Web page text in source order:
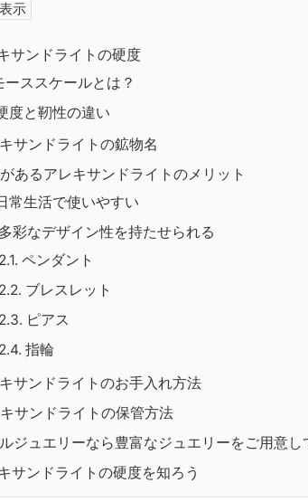
サンドライトの硬度
ーススケールとは？
度と靭性の違い
サンドライトの鉱物名
あるアレキサンドライトのメリット
常生活で使いやすい
多彩なデザイン性を持たせられる
ペンダント
ブレスレット
ピアス
指輪
サンドライトのお手入れ方法
サンドライトの保管方法
ジュエリーなら豊富なジュエリーをご用意し
サンドライトの硬度を知ろう